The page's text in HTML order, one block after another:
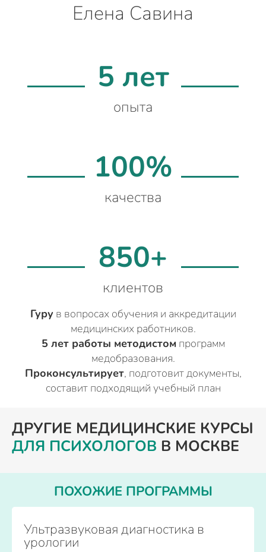
Елена Савина
5 лет
опыта
100%
качества
850+
клиентов
Гуру в вопросах обучения и аккредитации
медицинских работников.
5 лет работы методистом программ
медобразования.
Проконсультирует, подготовит документы,
составит подходящий учебный план
ДРУГИЕ МЕДИЦИНСКИЕ КУРСЫ
ДЛЯ ПСИХОЛОГОВ В МОСКВЕ
ПОХОЖИЕ ПРОГРАММЫ
Ультразвуковая диагностика в
урологии